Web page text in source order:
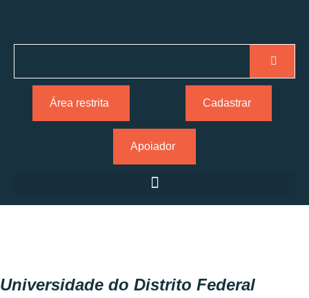
Área restrita Cadastrar
Apoiador
Universidade do Distrito Federal